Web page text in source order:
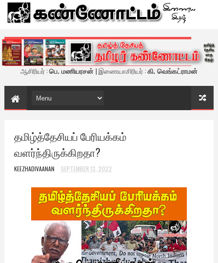
கண்ணோட்டம் - இணைய இதழ்
ஆசிரியர் :பெ. மணியரசன் | இணையாசிரியர் :கி. வெங்கட்ராமன்
தமிழ்த்தேசியப் பேரியக்கம்
வளர்ந்திருக்கிறதா?
KEEZHADIVAANAN SEPTEMBER 13, 2022